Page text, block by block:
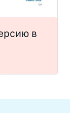
в